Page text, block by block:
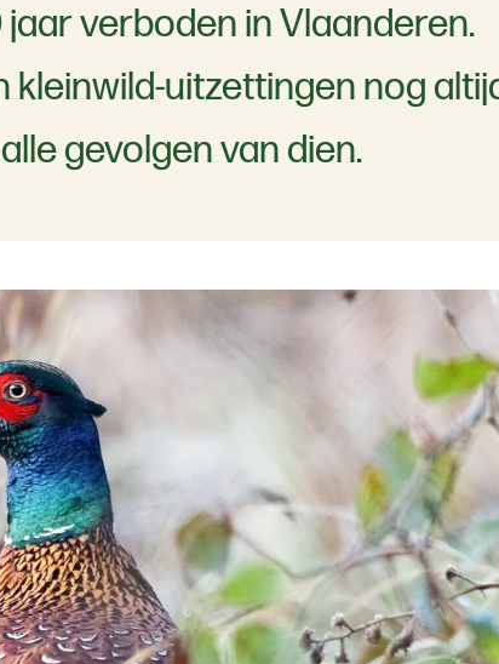
jaar verboden in Vlaanderen.
kleinwild-uitzettingen nog
gevolgen van dien.